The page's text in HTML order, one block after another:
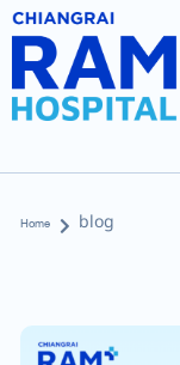
Home blog